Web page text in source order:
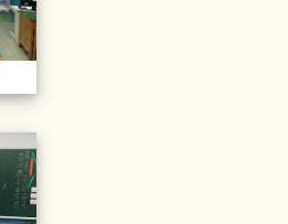
20211206校內語文競賽